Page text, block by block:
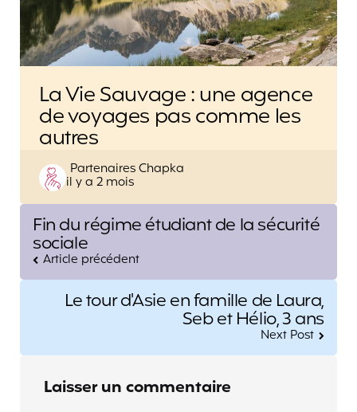
La Vie Sauvage : une agence
de voyages pas comme les
autres
Posted
by
Partenaires Chapka
il y a 2 mois
Post
navigation
Fin du régime étudiant de la sécurité
sociale
Article précédent
Le tour d'Asie en famille de Laura,
Seb et Hélio, 3 ans
Next Post
Laisser un commentaire